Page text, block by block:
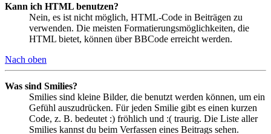
Kann ich HTML benutzen?
Nein, es ist nicht möglich, HTML-Code in Beiträgen zu
verwenden. Die meisten Formatierungsmöglichkeiten, die
HTML bietet, können über BBCode erreicht werden.
Nach oben
Was sind Smilies?
Smilies sind kleine Bilder, die benutzt werden können, um ein
Gefühl auszudrücken. Für jeden Smilie gibt es einen kurzen
Code, z. B. bedeutet :) fröhlich und :( traurig. Die Liste aller
Smilies kannst du beim Verfassen eines Beitrags sehen.